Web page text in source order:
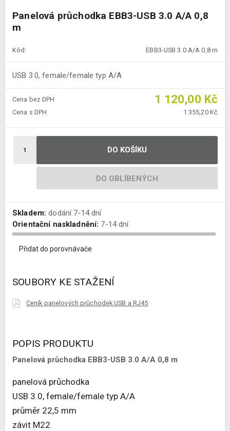
Panelová průchodka EBB3-USB 3.0 A/A 0,8
m
Kód: EBB3-USB 3.0 A/A 0,8 m
USB 3.0, female/female typ A/A
Cena bez DPH 1 120,00 Kč
Cena s DPH 1 355,20 Kč
DO KOŠÍKU
DO OBLÍBENÝCH
Skladem: dodání 7-14 dní
Orientační naskladnění: 7-14 dní
Přidat do porovnávače
SOUBORY KE STAŽENÍ
Ceník panelových průchodek USB a RJ45
POPIS PRODUKTU
Panelová průchodka EBB3-USB 3.0 A/A 0,8 m
panelová průchodka
USB 3.0, female/female typ A/A
průměr 22,5 mm
závit M22